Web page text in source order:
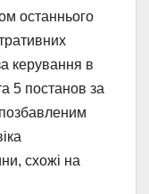
останнього
керування в
5 постанов за
схожі на